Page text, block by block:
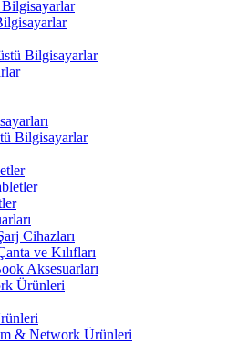
Bilgisayarlar
Bilgisayarlar
Cihazları
ve Kılıfları
Aksesuarları
Ürünleri
& Network Ürünleri